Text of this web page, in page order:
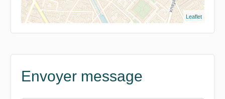
Leaflet
Envoyer message